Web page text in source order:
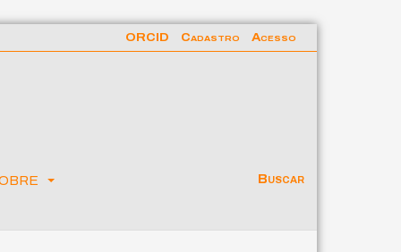
Buscar
ORCID Cadastro Acesso